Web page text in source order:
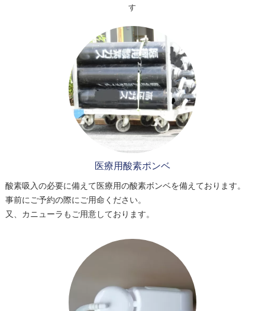
す
医療用酸素ポンベ
酸素吸入の必要に備えて医療用の酸素ボンベを備えております。
事前にご予約の際にご用命ください。
又、カニューラもご用意しております。